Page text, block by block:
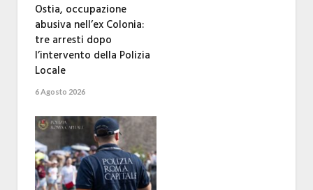
Ostia, occupazione
abusiva nell’ex Colonia:
tre arresti dopo
l’intervento della Polizia
Locale
6 Agosto 2026